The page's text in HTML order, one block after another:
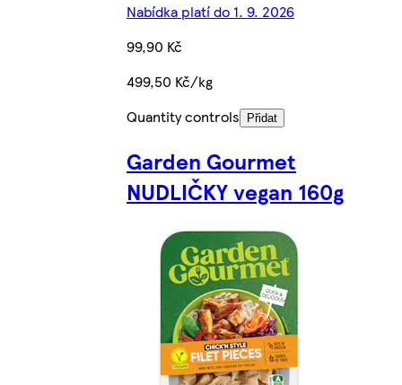
Nabídka platí do 1. 9. 2026
99,90 Kč
499,50 Kč/kg
Quantity controls
Přidat
Garden Gourmet
NUDLIČKY vegan 160g